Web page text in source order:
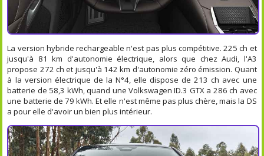
La version hybride rechargeable n'est pas plus compétitive. 225 ch et
jusqu'à 81 km d'autonomie électrique, alors que chez Audi, l'A3
propose 272 ch et jusqu'à 142 km d'autonomie zéro émission. Quant
à la version électrique de la N°4, elle dispose de 213 ch avec une
batterie de 58,3 kWh, quand une Volkswagen ID.3 GTX a 286 ch avec
une batterie de 79 kWh. Et elle n'est même pas plus chère, mais la DS
a pour elle d'avoir un bien plus intérieur.